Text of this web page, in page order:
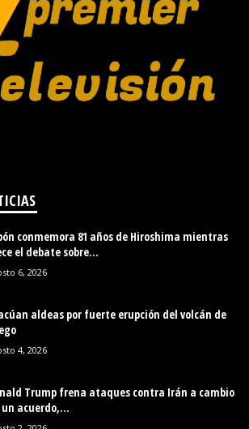
conmemora 81 años de Hiroshima mientras
el debate sobre...
6, 2026
aldeas por fuerte erupción del volcán de
4, 2026
Trump frena ataques contra Irán a cambio
un acuerdo,...